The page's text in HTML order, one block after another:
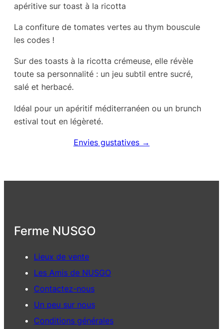
apéritive sur toast à la ricotta
La confiture de tomates vertes au thym bouscule
les codes !
Sur des toasts à la ricotta crémeuse, elle révèle
toute sa personnalité : un jeu subtil entre sucré,
salé et herbacé.
Idéal pour un apéritif méditerranéen ou un brunch
estival tout en légèreté.
Envies gustatives →
Ferme NUSGO
Lieux de vente
Les Amis de NUSGO
Contactez-nous
Un peu sur nous
Conditions générales